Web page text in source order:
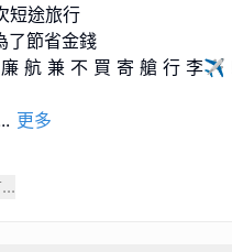
短途旅行
了節省金錢
航 兼 不 買 寄 艙 行 李✈️
更多